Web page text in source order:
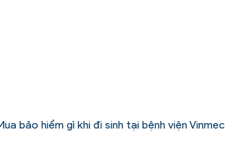
bảo hiểm gì khi đi sinh tại bệnh viện Vinmec